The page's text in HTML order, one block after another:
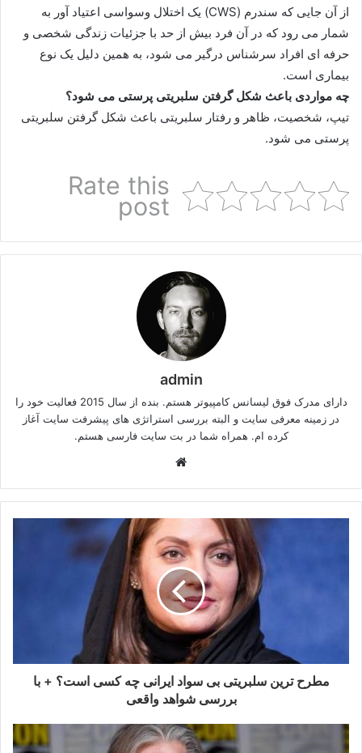
از آن جایی که سندرم (CWS) یک اختلال وسواسی اعتیاد آور به
شمار می رود که در آن فرد بیش از حد با جزئیات زندگی شخصی و
حرفه ای افراد سرشناس درگیر می شود، به همین دلیل یک نوع
بیماری است.
چه مواردی باعث شکل گرفتن سلبریتی پرستی می شود؟
تیپ، شخصیت، ظاهر و رفتار سلبریتی باعث شکل گرفتن سلبریتی
پرستی می شود.
Rate this
post
admin
دارای مدرک فوق لیسانس کامپیوتر هستم. بنده از سال 2015 فعالیت خود را
در زمینه معرفی سایت و البته بررسی استراتژی های پیشرفت سایت آغاز
کرده ام. همراه شما در بت سایت فارسی هستم.
مطرح ترین سلبریتی بی سواد ایرانی چه کسی است؟ + با
بررسی شواهد واقعی